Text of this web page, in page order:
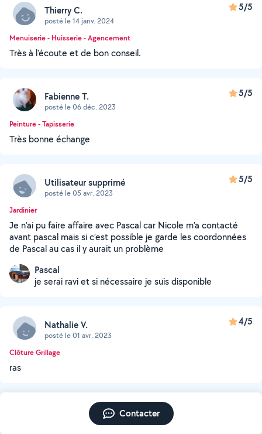
Thierry C.
posté le 14 janv. 2024
5/5
Menuiserie - Huisserie - Agencement
Très à l'écoute et de bon conseil.
Fabienne T.
posté le 06 déc. 2023
5/5
Peinture - Tapisserie
Très bonne échange
Utilisateur supprimé
posté le 05 avr. 2023
5/5
Jardinier
Je n’ai pu faire affaire avec Pascal car Nicole m’a contacté
avant pascal mais si c’est possible je garde les coordonnées
de Pascal au cas il y aurait un problème
Pascal
je serai ravi et si nécessaire je suis disponible
Nathalie V.
posté le 01 avr. 2023
4/5
Clôture Grillage
ras
Contacter